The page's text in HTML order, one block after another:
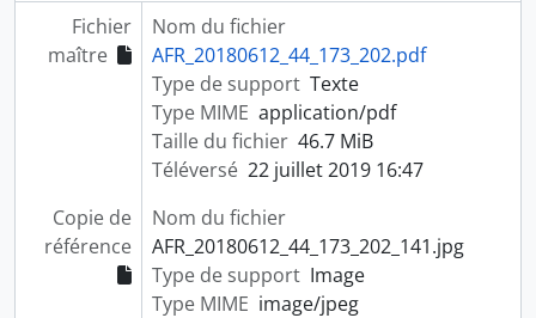
Fichier
maître
Nom du fichier
AFR_20180612_44_173_202.pdf
Type de support Texte
Type MIME application/pdf
Taille du fichier 46.7 MiB
Téléversé 22 juillet 2019 16:47
Copie de
référence
Nom du fichier
AFR_20180612_44_173_202_141.jpg
Type de support Image
Type MIME image/jpeg